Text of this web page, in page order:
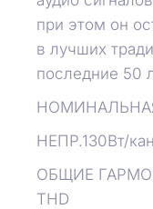
при этом он
в лучших
последние 50
НЕПР.130Вт/
ОБЩИЕ
THD